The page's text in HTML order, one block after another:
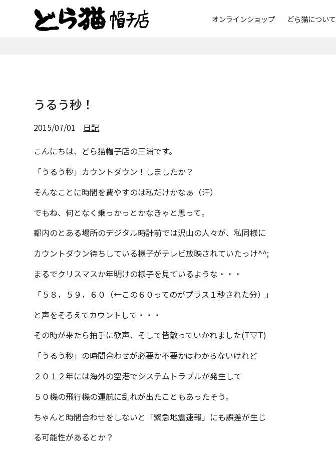
オンラインショップ どら猫について
うるう秒！
2015/07/01
日記
こんにちは、どら猫帽子店の三浦です。
「うるう秒」カウントダウン！しましたか？
そんなことに時間を費やすのは私だけかなぁ（汗）
でもね、何となく乗っかっとかなきゃと思って。
都内のとある場所のデジタル時計前では沢山の人々が、私同様に
カウントダウン待ちしている様子がテレビ放映されていたっけ^^;
まるでクリスマスか年明けの様子を見ているような・・・
「５８，５９，６０（←この６０ってのがプラス１秒された分）」
と声をそろえてカウントして・・・
その時が来たら拍手に歓声、そして皆散っていかれました(T▽T)
「うるう秒」の時間合わせが必要か不要かはわからないけれど
２０１２年には海外の空港でシステムトラブルが発生して
５０機の飛行機の運航に乱れが出たこともあったそう。
ちゃんと時間合わせをしないと「緊急地震速報」にも誤差が生じ
る可能性があるとか？